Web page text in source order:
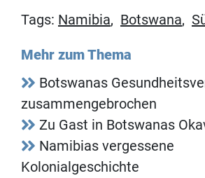
Tags: Namibia, Botswana,
Mehr zum Thema
Botswanas
zusammengebrochen
Zu Gast in Botswanas
Namibias vergessene
Kolonialgeschichte